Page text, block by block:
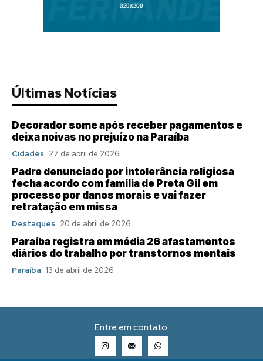
Últimas Notícias
Decorador some após receber pagamentos e
deixa noivas no prejuízo na Paraíba
Cidades 27 de abril de 2026
Padre denunciado por intolerância religiosa
fecha acordo com família de Preta Gil em
processo por danos morais e vai fazer
retratação em missa
Destaques 20 de abril de 2026
Paraíba registra em média 26 afastamentos
diários do trabalho por transtornos mentais
Paraíba 13 de abril de 2026
Entre em contato: